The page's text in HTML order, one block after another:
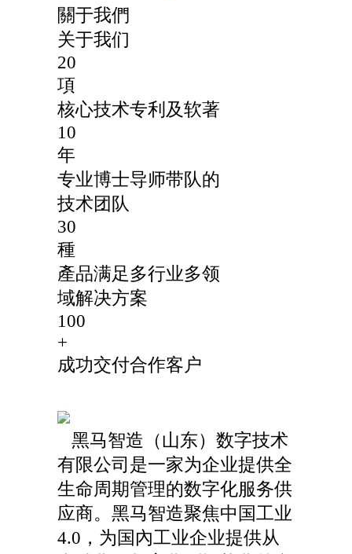
關于我們
关于我们
20
項
核心技术专利及软著
10
年
专业博士导师带队的
技术团队
30
種
產品满足多行业多领
域解决方案
100
+
成功交付合作客户
黑马智造（山东）数字技术
有限公司是一家为企业提供全
生命周期管理的数字化服务供
应商。黑马智造聚焦中国工业
4.0，为国內工业企业提供从